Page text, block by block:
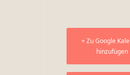
+ Zu Google
hinzufügen